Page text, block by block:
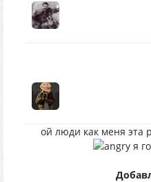
ой люди как меня эта
я